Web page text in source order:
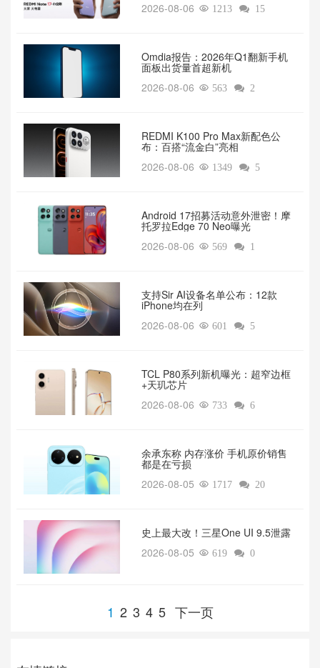
2026-08-06  1213  15
Omdia报告：2026年Q1翻新手机
面板出货量首超新机
2026-08-06  563  2
REDMI K100 Pro Max新配色公
布：百搭“流金白”亮相
2026-08-06  1349  5
Android 17招募活动意外泄密！摩
托罗拉Edge 70 Neo曝光
2026-08-06  569  1
支持Sir AI设备名单公布：12款
iPhone均在列
2026-08-06  601  5
TCL P80系列新机曝光：超窄边框
+天玑芯片
2026-08-06  733  6
余承东称 内存涨价 手机原价销售
都是在亏损
2026-08-05  1717  20
‌史上最大改！三星One UI 9.5泄露
2026-08-05  619  0
1 2 3 4 5 下一页